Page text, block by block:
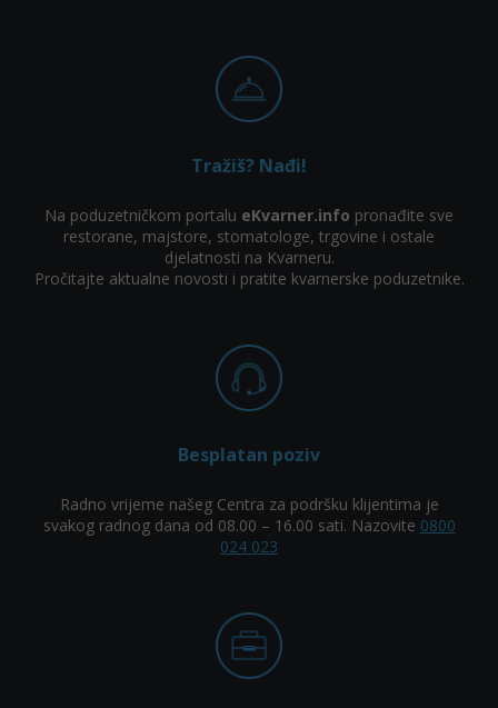
Tražiš? Nađi!
Na poduzetničkom portalu eKvarner.info pronađite sve
restorane, majstore, stomatologe, trgovine i ostale
djelatnosti na Kvarneru.
Pročitajte aktualne novosti i pratite kvarnerske poduzetnike.
Besplatan poziv
Radno vrijeme našeg Centra za podršku klijentima je
svakog radnog dana od 08.00 – 16.00 sati. Nazovite 0800
024 023